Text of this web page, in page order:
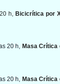
h, Bicicrítica por
20 h, Masa Crítica
20 h, Masa Crítica